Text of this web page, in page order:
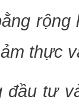
thực
đầu tư